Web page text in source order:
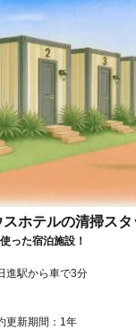
スホテルの清掃ス
った宿泊施設！
進駅から車で3分
更新期間：1年